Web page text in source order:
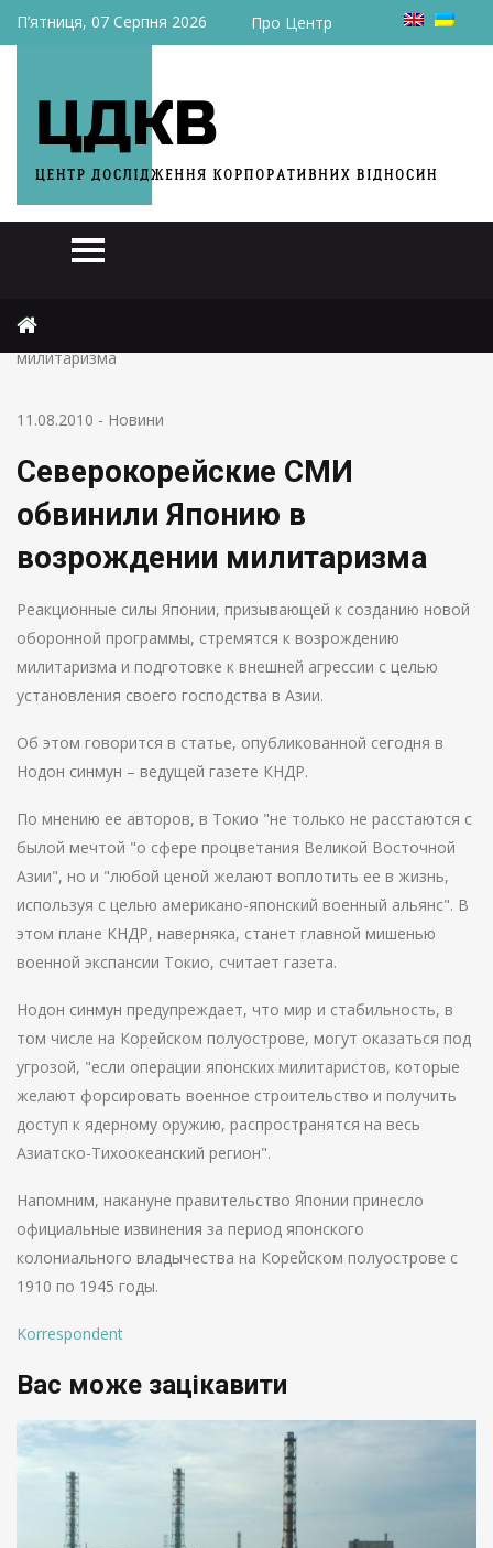
П’ятниця, 07 Серпня 2026 Про Центр
Северокорейские СМИ обвинили Японию в возрождении
милитаризма
11.08.2010 - Новини
Северокорейские СМИ
обвинили Японию в
возрождении милитаризма
Реакционные силы Японии, призывающей к созданию новой
оборонной программы, стремятся к возрождению
милитаризма и подготовке к внешней агрессии с целью
установления своего господства в Азии.
Об этом говорится в статье, опубликованной сегодня в
Нодон синмун – ведущей газете КНДР.
По мнению ее авторов, в Токио "не только не расстаются с
былой мечтой "о сфере процветания Великой Восточной
Азии", но и "любой ценой желают воплотить ее в жизнь,
используя с целью американо-японский военный альянс". В
этом плане КНДР, наверняка, станет главной мишенью
военной экспансии Токио, считает газета.
Нодон синмун предупреждает, что мир и стабильность, в
том числе на Корейском полуострове, могут оказаться под
угрозой, "если операции японских милитаристов, которые
желают форсировать военное строительство и получить
доступ к ядерному оружию, распространятся на весь
Азиатско-Тихоокеанский регион".
Напомним, накануне правительство Японии принесло
официальные извинения за период японского
колониального владычества на Корейском полуострове с
1910 по 1945 годы.
Korrespondent
Вас може зацікавити